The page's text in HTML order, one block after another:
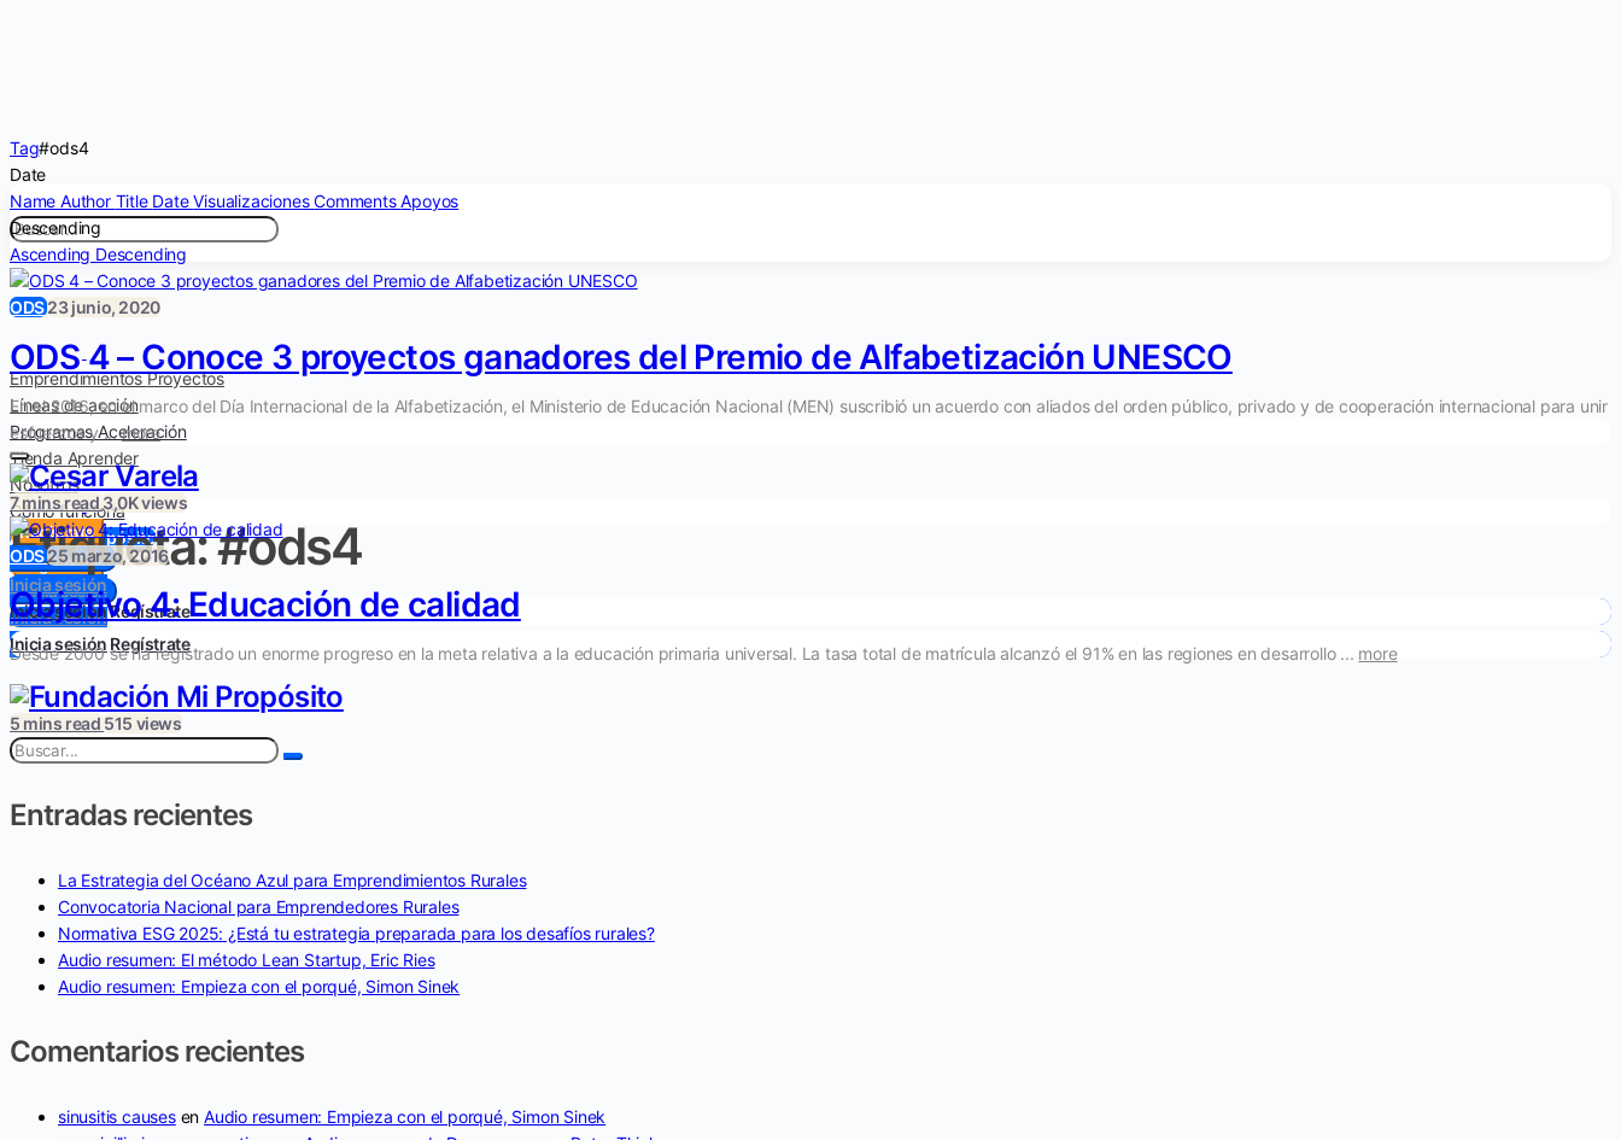
EmprendimientosProyectos
Líneas de acción
ProgramasAceleración
Tienda Aprender
Nosotros
Cómo funciona
Inicie un propósito
Regístrate
Inicia sesión
Inicia sesión
Inicia sesión Regístrate
Regístrate
Inicia sesión
Inicia sesión
Inicia sesiónRegístrate
Etiqueta:#ods4
Tag#ods4
Date
Name Author Title DateVisualizacionesCommentsApoyos
Descending
Ascending Descending
ODS23 junio, 2020
ODS 4 – Conoce 3 proyectos ganadores del Premio de Alfabetización UNESCO
En el 2016, en el marco del Día Internacional de la Alfabetización, el Ministerio de Educación Nacional (MEN) suscribió un acuerdo con aliados del orden público, privado y de cooperación internacional para unir
esfuerzos y ...more
7 mins read3,0K views
ODS25 marzo, 2016
Objetivo 4: Educación de calidad
Desde 2000 se ha registrado un enorme progreso en la meta relativa a la educación primaria universal. La tasa total de matrícula alcanzó el 91% en las regiones en desarrollo ... more
5 mins read 515 views
Entradas recientes
La Estrategia del Océano Azul para Emprendimientos Rurales
Convocatoria Nacional para Emprendedores Rurales
Normativa ESG 2025: ¿Está tu estrategia preparada para los desafíos rurales?
Audio resumen: El método Lean Startup, Eric Ries
Audio resumen: Empieza con el porqué, Simon Sinek
Comentarios recientes
sinusitis causesenAudio resumen: Empieza con el porqué, Simon Sinek